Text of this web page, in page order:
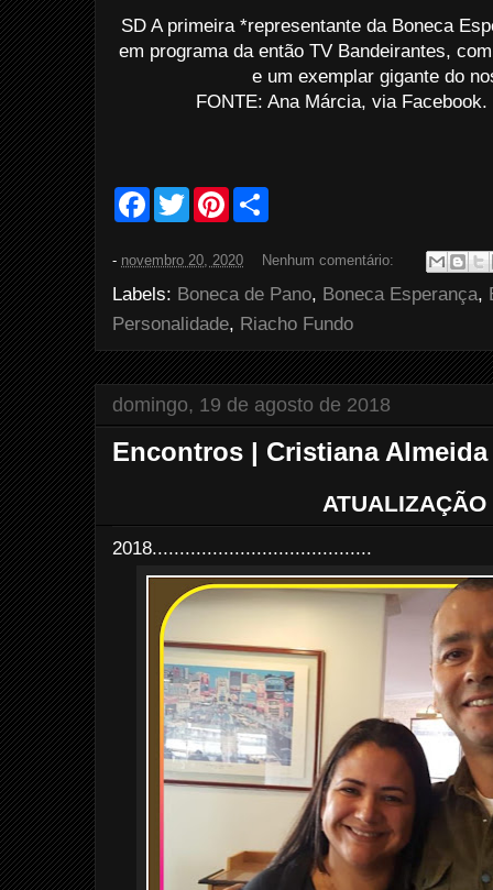
SD A primeira *representante da Boneca
em programa da então TV Bandeirantes,
e um exemplar gigante do
FONTE: Ana Márcia, via
F
b
o
k
T
w
t
r
P
e
e
t
e
- novembro 20, 2020 Nenhum comentário:
Labels: Boneca de Pano, Boneca Esperança,
Personalidade, Riacho Fundo
domingo, 19 de agosto de 2018
Encontros | Cristiana
ATUALIZAÇÃO
2018........................................